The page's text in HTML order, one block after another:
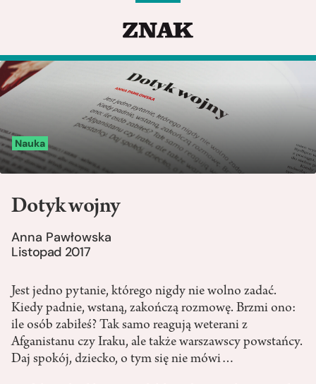
Nauka
Dotyk wojny
Anna Pawłowska
Listopad 2017
Jest jedno pytanie, którego nigdy nie wolno zadać.
Kiedy padnie, wstaną, zakończą rozmowę. Brzmi ono:
ile osób zabiłeś? Tak samo reagują weterani z
Afganistanu czy Iraku, ale także warszawscy powstańcy.
Daj spokój, dziecko, o tym się nie mówi…